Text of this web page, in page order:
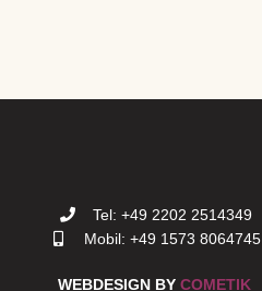
Tel: +49 2202 2514349
Mobil: +49 1573 8064745
WEBDESIGN BYCOMETIK